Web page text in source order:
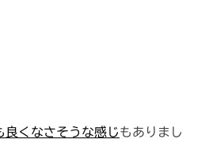
良くなさそうな感じもありまし